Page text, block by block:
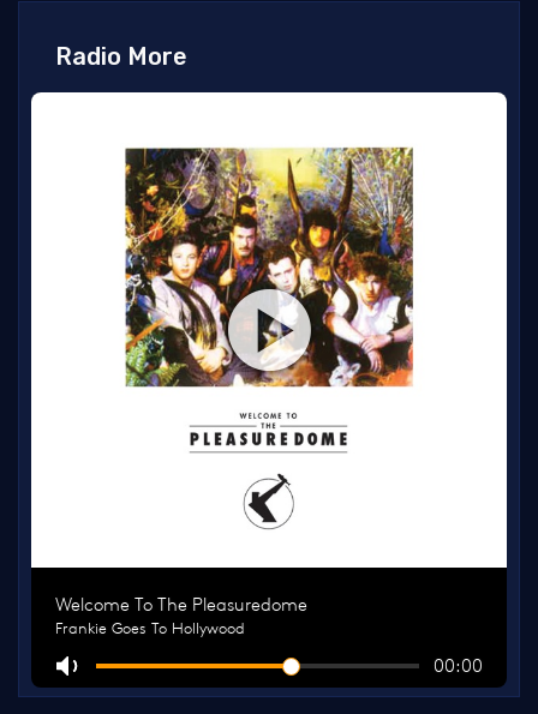
Radio More